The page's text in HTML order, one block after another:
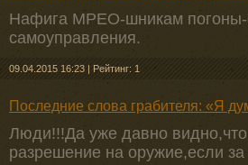
Нафига МРЕО-шникам погоны-
самоуправления.
09.04.2015 16:23 | Рейтинг: 1
Последние слова грабителя: «Я
Люди!!!Да уже давно
разрешение на оружие,если